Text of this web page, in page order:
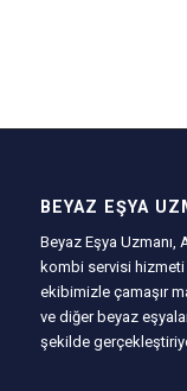
BEYAZ EŞYA
Beyaz Eşya Uzmanı,
kombi servisi hizmeti
ekibimizle çamaşır
ve diğer beyaz
şekilde